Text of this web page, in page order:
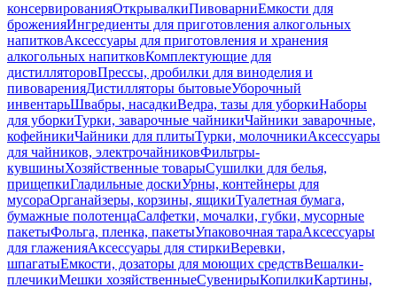
консервированияОткрывалкиПивоварниЕмкости для
броженияИнгредиенты для приготовления алкогольных
напитковАксессуары для приготовления и хранения
алкогольных напитковКомплектующие для
дистилляторовПрессы, дробилки для виноделия и
пивоваренияДистилляторы бытовыеУборочный
инвентарьШвабры, насадкиВедра, тазы для уборкиНаборы
для уборкиТурки, заварочные чайникиЧайники заварочные,
кофейникиЧайники для плитыТурки, молочникиАксессуары
для чайников, электрочайниковФильтры-
кувшиныХозяйственные товарыСушилки для белья,
прищепкиГладильные доскиУрны, контейнеры для
мусораОрганайзеры, корзины, ящикиТуалетная бумага,
бумажные полотенцаСалфетки, мочалки, губки, мусорные
пакетыФольга, пленка, пакетыУпаковочная тараАксессуары
для глаженияАксессуары для стиркиВеревки,
шпагатыЕмкости, дозаторы для моющих средствВешалки-
плечикиМешки хозяйственныеСувенирыКопилкиКартины,